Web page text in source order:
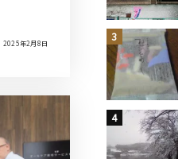
2025年2月8日